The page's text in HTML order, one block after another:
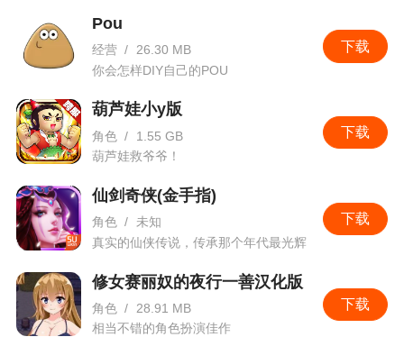
受的游戏，游戏中没有排行榜、没有玩家之间的竞
争，也没有聊天系统
4、合理配合兵种将能战胜强大的对手
5、养成类的rpg游戏，玩法丰富多样
小编评价
1、这款游戏玩家将扮演救世主来拯救世界，顺
2、游戏以架空的世界为背景，讲述了一个失忆
的男子与一群性格迥异的战姬们之间的恋爱故事，
下载
Pou
经营 /
26.30 MB
你会怎样DIY自己的POU
下载
葫芦娃小y版
角色 /
1.55 GB
葫芦娃救爷爷！
下载
仙剑奇侠(金手指)
角色 /
未知
真实的仙侠传说，传承那个年代最光辉
下载
修女赛丽奴的夜行一善汉化版
角色 /
28.91 MB
相当不错的角色扮演佳作